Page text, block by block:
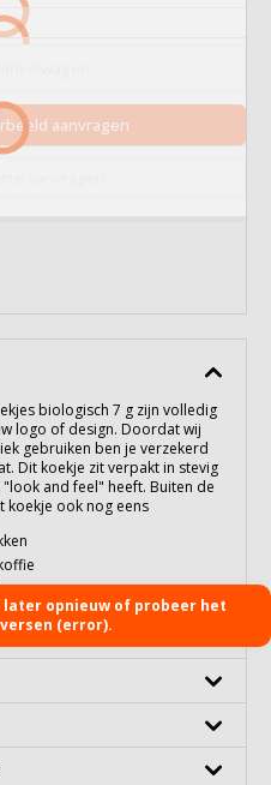
aanvragen
biologisch 7 g zijn volledig
logo of design. Doordat wij
gebruiken ben je verzekerd
Dit koekje zit verpakt in stevig
and feel" heeft. Buiten de
koekje ook nog eens
opnieuw of probeer het
(error).